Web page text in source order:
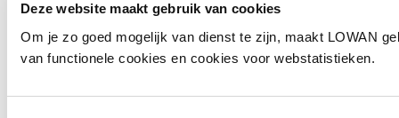
Deze website maakt gebruik van cookies
Om je zo goed mogelijk van dienst te zijn, maakt LOWAN
van functionele cookies en cookies voor webstatistieken.